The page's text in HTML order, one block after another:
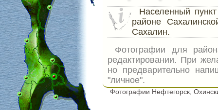
Населенный
районе
Сахалин.
Фотографии для
редактировании. При
но предварительно
"личное".
Фотографии Нефтегорск,